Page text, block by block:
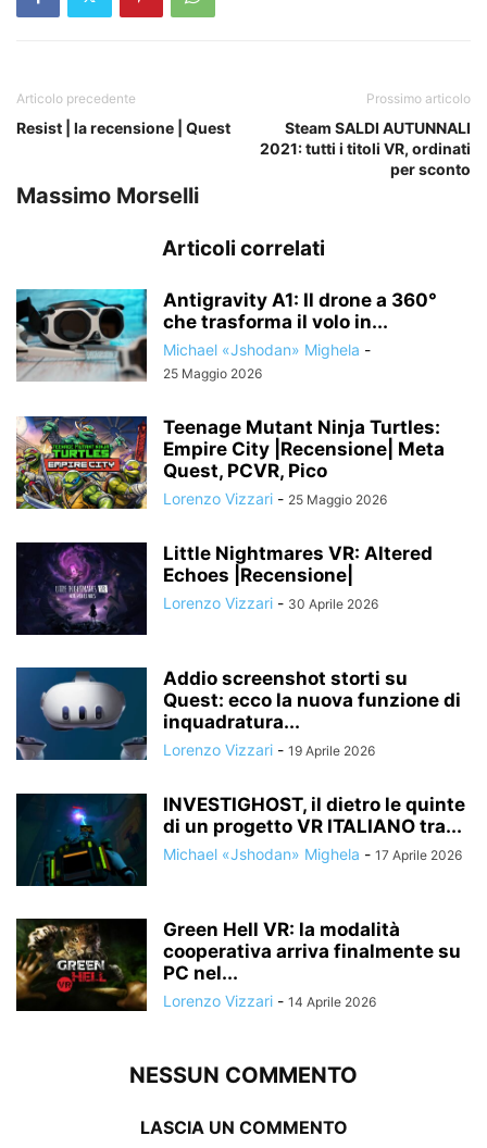
Articolo precedente
Resist | la recensione | Quest
Prossimo articolo
Steam SALDI AUTUNNALI
2021: tutti i titoli VR, ordinati
per sconto
Massimo Morselli
Articoli correlati
Antigravity A1: Il drone a 360°
che trasforma il volo in...
Michael «Jshodan» Mighela -
25 Maggio 2026
Teenage Mutant Ninja Turtles:
Empire City |Recensione| Meta
Quest, PCVR, Pico
Lorenzo Vizzari - 25 Maggio 2026
Little Nightmares VR: Altered
Echoes |Recensione|
Lorenzo Vizzari - 30 Aprile 2026
Addio screenshot storti su
Quest: ecco la nuova funzione di
inquadratura...
Lorenzo Vizzari - 19 Aprile 2026
INVESTIGHOST, il dietro le quinte
di un progetto VR ITALIANO tra...
Michael «Jshodan» Mighela - 17 Aprile 2026
Green Hell VR: la modalità
cooperativa arriva finalmente su
PC nel...
Lorenzo Vizzari - 14 Aprile 2026
NESSUN COMMENTO
LASCIA UN COMMENTO